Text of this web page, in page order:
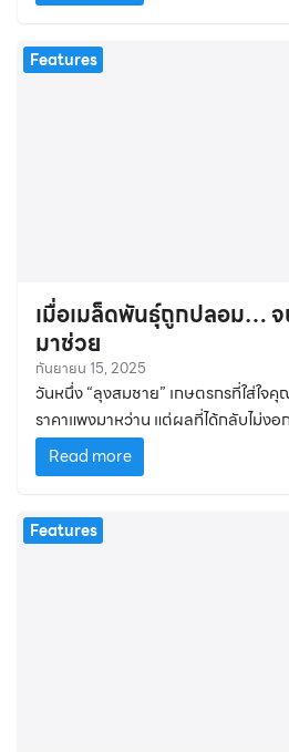
Features
เมื่อเมล็ดพันธุ์ถูกปลอม…
มาช่วย
กันยายน 15, 2025
วันหนึ่ง “ลุงสมชาย” เกษตรกรที่ใส่ใจ
ราคาแพงมาหว่าน แต่ผลที่ได้กลับไม่ง
สุดท้ายถึงได้รู้ว่า…สิ่งที่ซื้อมาเป็นของปล
Read more
Features